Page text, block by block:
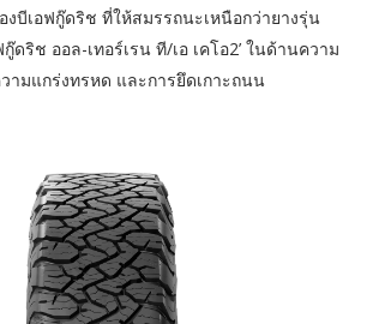
องบีเอฟกู๊ดริช ที่ให้สมรรถนะเหนือกว่ายางรุ่น
ดริช ออล-เทอร์เรน ที/เอ เคโอ2’ ในด้านความ
ามแกร่งทรหด และการยึดเกาะถนน